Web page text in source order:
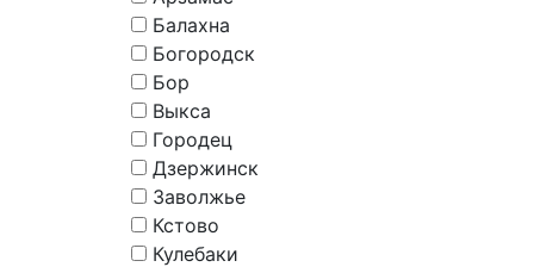
Балахна
Богородск
Бор
Выкса
Городец
Дзержинск
Заволжье
Кстово
Кулебаки